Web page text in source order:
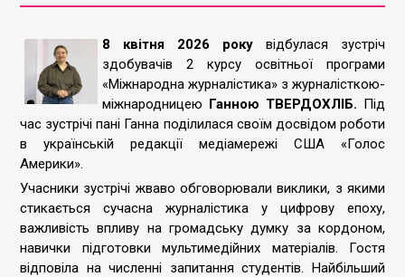
8 квітня 2026 рокувідбулася зустріч
здобувачів 2 курсу освітньої програми
«Міжнародна журналістика» з журналісткою-
міжнародницею Ганною ТВЕРДОХЛІБ. Під
час зустрічі пані Ганна поділилася своїм досвідом роботи
в українській редакції медіамережі США «Голос
Америки».
Учасники зустрічі жваво обговорювали виклики, з якими
стикається сучасна журналістика у цифрову епоху,
важливість впливу на громадську думку за кордоном,
навички підготовки мультимедійних матеріалів. Гостя
відповіла на численні запитання студентів. Найбільший